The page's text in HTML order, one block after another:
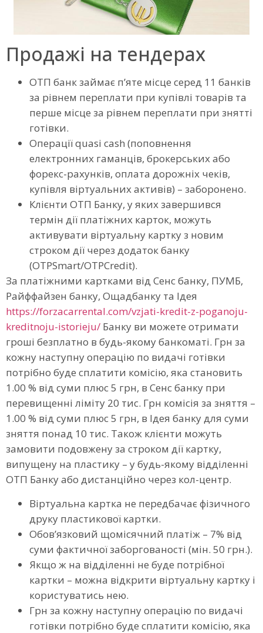
Продажі на тендерах
ОТП банк займає п’яте місце серед 11 банків
за рівнем переплати при купівлі товарів та
перше місце за рівнем переплати при знятті
готівки.
Операції quasi cash (поповнення
електронних гаманців, брокерських або
форекс-рахунків, оплата дорожніх чеків,
купівля віртуальних активів) – заборонено.
Клієнти ОТП Банку, у яких завершився
термін дії платіжних карток, можуть
активувати віртуальну картку з новим
строком дії через додаток банку
(OTPSmart/OTPCredit).
За платіжними картками від Сенс банку, ПУМБ,
Райффайзен банку, Ощадбанку та Ідея
https://forzacarrental.com/vzjati-kredit-z-poganoju-
kreditnoju-istorieju/ Банку ви можете отримати
гроші безплатно в будь-якому банкоматі. Грн за
кожну наступну операцію по видачі готівки
потрібно буде сплатити комісію, яка становить
1.00 % від суми плюс 5 грн, в Сенс банку при
перевищенні ліміту 20 тис. Грн комісія за зняття –
1.00 % від суми плюс 5 грн, в Ідея банку для суми
зняття понад 10 тис. Також клієнти можуть
замовити подовжену за строком дії картку,
випущену на пластику – у будь-якому відділенні
ОТП Банку або дистанційно через кол-центр.
Віртуальна картка не передбачає фізичного
друку пластикової картки.
Обов’язковий щомісячний платіж – 7% від
суми фактичної заборгованості (мін. 50 грн.).
Якщо ж на відділенні не буде потрібної
картки – можна відкрити віртуальну картку і
користуватись нею.
Грн за кожну наступну операцію по видачі
готівки потрібно буде сплатити комісію, яка